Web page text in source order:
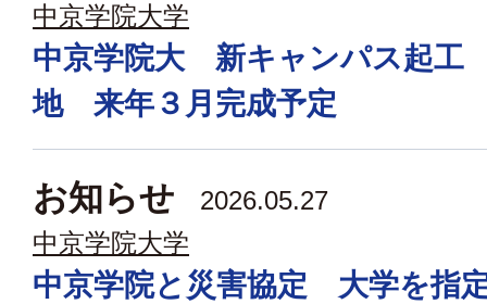
中京学院大学
中京学院大 新キャンパス起工
地 来年３月完成予定
お知らせ
2026.05.27
中京学院大学
中京学院と災害協定 大学を